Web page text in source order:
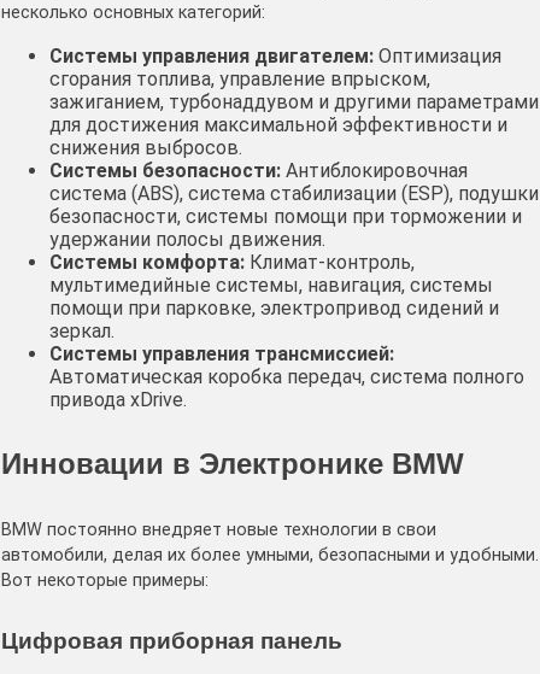
несколько основных категорий:
Системы управления двигателем: Оптимизация
сгорания топлива, управление впрыском,
зажиганием, турбонаддувом и другими параметрами
для достижения максимальной эффективности и
снижения выбросов.
Системы безопасности: Антиблокировочная
система (ABS), система стабилизации (ESP), подушки
безопасности, системы помощи при торможении и
удержании полосы движения.
Системы комфорта: Климат-контроль,
мультимедийные системы, навигация, системы
помощи при парковке, электропривод сидений и
зеркал.
Системы управления трансмиссией:
Автоматическая коробка передач, система полного
привода xDrive.
Инновации в Электронике BMW
BMW постоянно внедряет новые технологии в свои
автомобили, делая их более умными, безопасными и удобными.
Вот некоторые примеры:
Цифровая приборная панель